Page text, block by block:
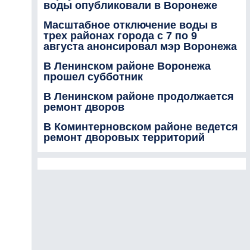
воды опубликовали в Воронеже
Масштабное отключение воды в
трех районах города с 7 по 9
августа анонсировал мэр Воронежа
В Ленинском районе Воронежа
прошел субботник
В Ленинском районе продолжается
ремонт дворов
В Коминтерновском районе ведется
ремонт дворовых территорий